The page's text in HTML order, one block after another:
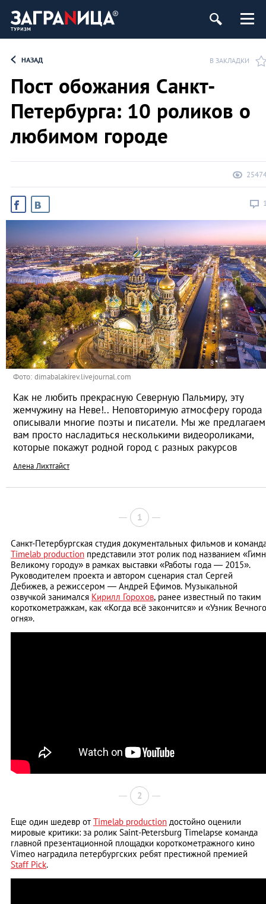
НАЗАД В ЗАКЛАДКИ
Пост обожания Санкт-
Петербурга: 10 роликов о
любимом городе
Фото: dimabalakirev.livejournal.com
Как не любить прекрасную Северную Пальмиру, эту
жемчужину на Неве!.. Неповторимую атмосферу города
описывали многие поэты и писатели. Мы же предлагаем
вам просто насладиться несколькими видеороликами,
которые покажут родной город с разных ракурсов
Алена Лихтгайст
1
Санкт-Петербургская студия документальных фильмов и
Timelab production представили этот ролик под названием «Гимн
Великому городу» в рамках выставки «Работы года — 2015».
Руководителем проекта и автором сценария стал Сергей
Дебижев, а режиссером — Андрей Ефимов. Музыкальной
озвучкой занимался Кирилл Горохов, ранее известный по таким
короткометражкам, как «Когда всё закончится» и «Узник Вечного
огня».
2
Еще один шедевр от Timelab production достойно оценили
мировые критики: за ролик Saint-Petersburg Timelapse команда
главной презентационной площадки короткометражного кино
Vimeo наградила петербургских ребят престижной премией
Staff Pick.